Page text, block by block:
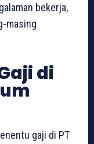
bekerja,
masing
di
gaji di PT